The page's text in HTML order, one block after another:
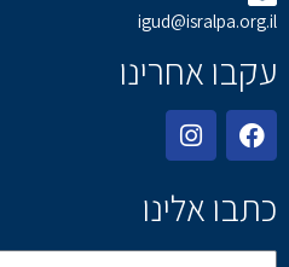
igud@isralpa.org.il
עקבו אחרינו
כתבו אלינו